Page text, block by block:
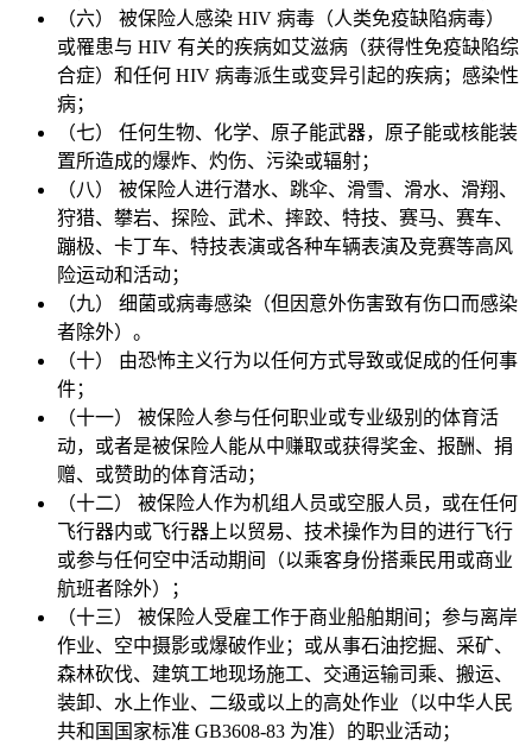
（六） 被保险人感染 HIV 病毒（人类免疫缺陷病毒）
或罹患与 HIV 有关的疾病如艾滋病（获得性免疫缺陷综
合症）和任何 HIV 病毒派生或变异引起的疾病；感染性
病；
（七） 任何生物、化学、原子能武器，原子能或核能装
置所造成的爆炸、灼伤、污染或辐射；
（八） 被保险人进行潜水、跳伞、滑雪、滑水、滑翔、
狩猎、攀岩、探险、武术、摔跤、特技、赛马、赛车、
蹦极、卡丁车、特技表演或各种车辆表演及竞赛等高风
险运动和活动；
（九） 细菌或病毒感染（但因意外伤害致有伤口而感染
者除外）。
（十） 由恐怖主义行为以任何方式导致或促成的任何事
件；
（十一） 被保险人参与任何职业或专业级别的体育活
动，或者是被保险人能从中赚取或获得奖金、报酬、捐
赠、或赞助的体育活动；
（十二） 被保险人作为机组人员或空服人员，或在任何
飞行器内或飞行器上以贸易、技术操作为目的进行飞行
或参与任何空中活动期间（以乘客身份搭乘民用或商业
航班者除外）；
（十三） 被保险人受雇工作于商业船舶期间；参与离岸
作业、空中摄影或爆破作业；或从事石油挖掘、采矿、
森林砍伐、建筑工地现场施工、交通运输司乘、搬运、
装卸、水上作业、二级或以上的高处作业（以中华人民
共和国国家标准 GB3608-83 为准）的职业活动；